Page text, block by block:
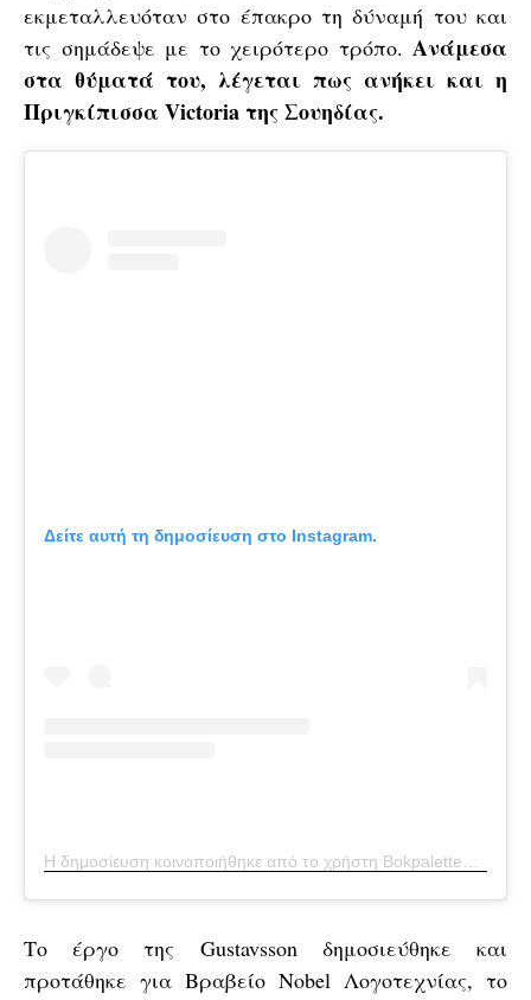
εκμεταλλευόταν στο έπακρο τη δύναμή του και
τις σημάδεψε με το χειρότερο τρόπο. Ανάμεσα
στα θύματά του, λέγεται πως ανήκει και η
Πριγκίπισσα Victoria της Σουηδίας.
Δείτε αυτή τη δημοσίευση στο Instagram.
Το έργο της Gustavsson δημοσιεύθηκε και
προτάθηκε για Βραβείο Nobel Λογοτεχνίας, το